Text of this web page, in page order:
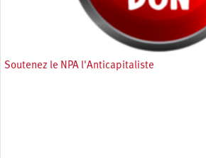
Soutenez le NPA l'Anticapitaliste